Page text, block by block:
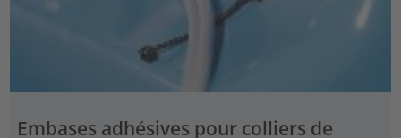
Embases adhésives pour colliers de